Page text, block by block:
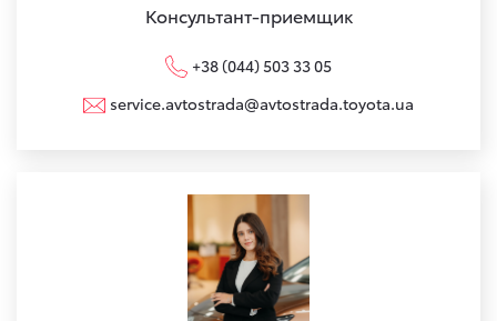
Консультант-приемщик
+38 (044) 503 33 05
service.avtostrada@avtostrada.toyota.ua